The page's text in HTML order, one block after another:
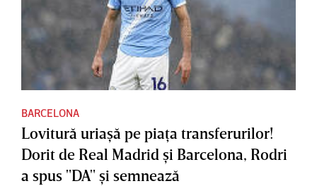
BARCELONA
Lovitură uriaşă pe piaţa transferurilor!
Dorit de Real Madrid şi Barcelona, Rodri
a spus "DA" şi semnează